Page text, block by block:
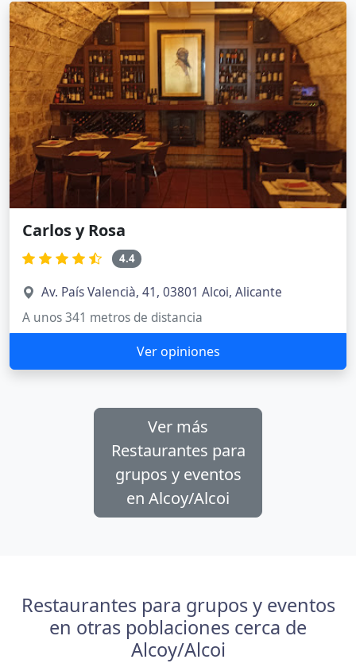
Carlos y Rosa
4.4
Av. País Valencià, 41, 03801 Alcoi, Alicante
A unos 341 metros de distancia
Ver opiniones
Ver más
Restaurantes para
grupos y eventos
en Alcoy/Alcoi
Restaurantes para grupos y eventos
en otras poblaciones cerca de
Alcoy/Alcoi